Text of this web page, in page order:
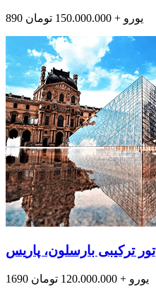
890 یورو + 150.000.000 تومان
تور ترکیبی بارسلون، پاریس
1690 یورو + 120.000.000 تومان